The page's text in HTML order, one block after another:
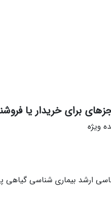
برای خریدار یا
ویژه
ارشد بیماری شناسی گیاهی